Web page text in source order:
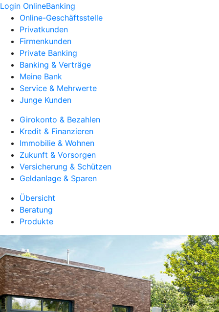
Login OnlineBanking
Online-Geschäftsstelle
Privatkunden
Firmenkunden
Private Banking
Banking & Verträge
Meine Bank
Service & Mehrwerte
Junge Kunden
Girokonto & Bezahlen
Kredit & Finanzieren
Immobilie & Wohnen
Zukunft & Vorsorgen
Versicherung & Schützen
Geldanlage & Sparen
Übersicht
Beratung
Produkte